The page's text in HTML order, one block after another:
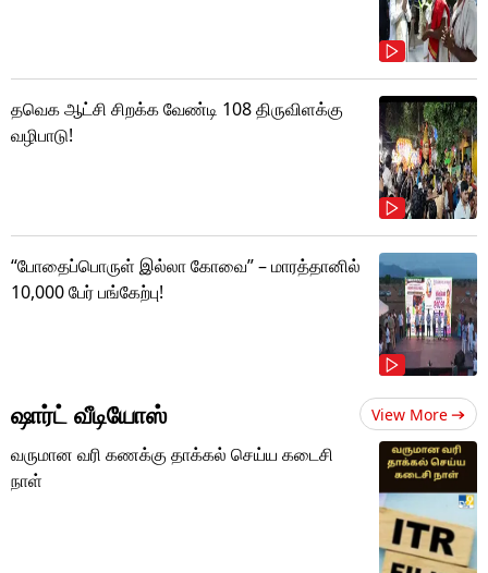
தவெக ஆட்சி சிறக்க வேண்டி 108 திருவிளக்கு
வழிபாடு!
“போதைப்பொருள் இல்லா கோவை” – மாரத்தானில்
10,000 பேர் பங்கேற்பு!
ஷார்ட் வீடியோஸ் View More
வருமான வரி கணக்கு தாக்கல் செய்ய கடைசி
நாள்